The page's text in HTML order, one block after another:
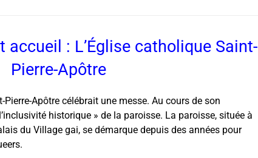
accueil : L’Église catholique Saint-
Pierre-Apôtre
Pierre-Apôtre célébrait une messe. Au cours de son
historique » de la paroisse. La paroisse, située à
du Village gai, se démarque depuis des années pour